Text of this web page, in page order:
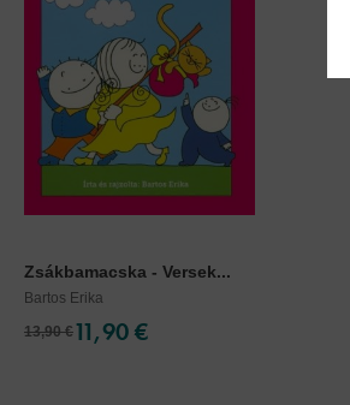
Zsákbamacska - Versek...
Bartos Erika
13,90 €11,90 €